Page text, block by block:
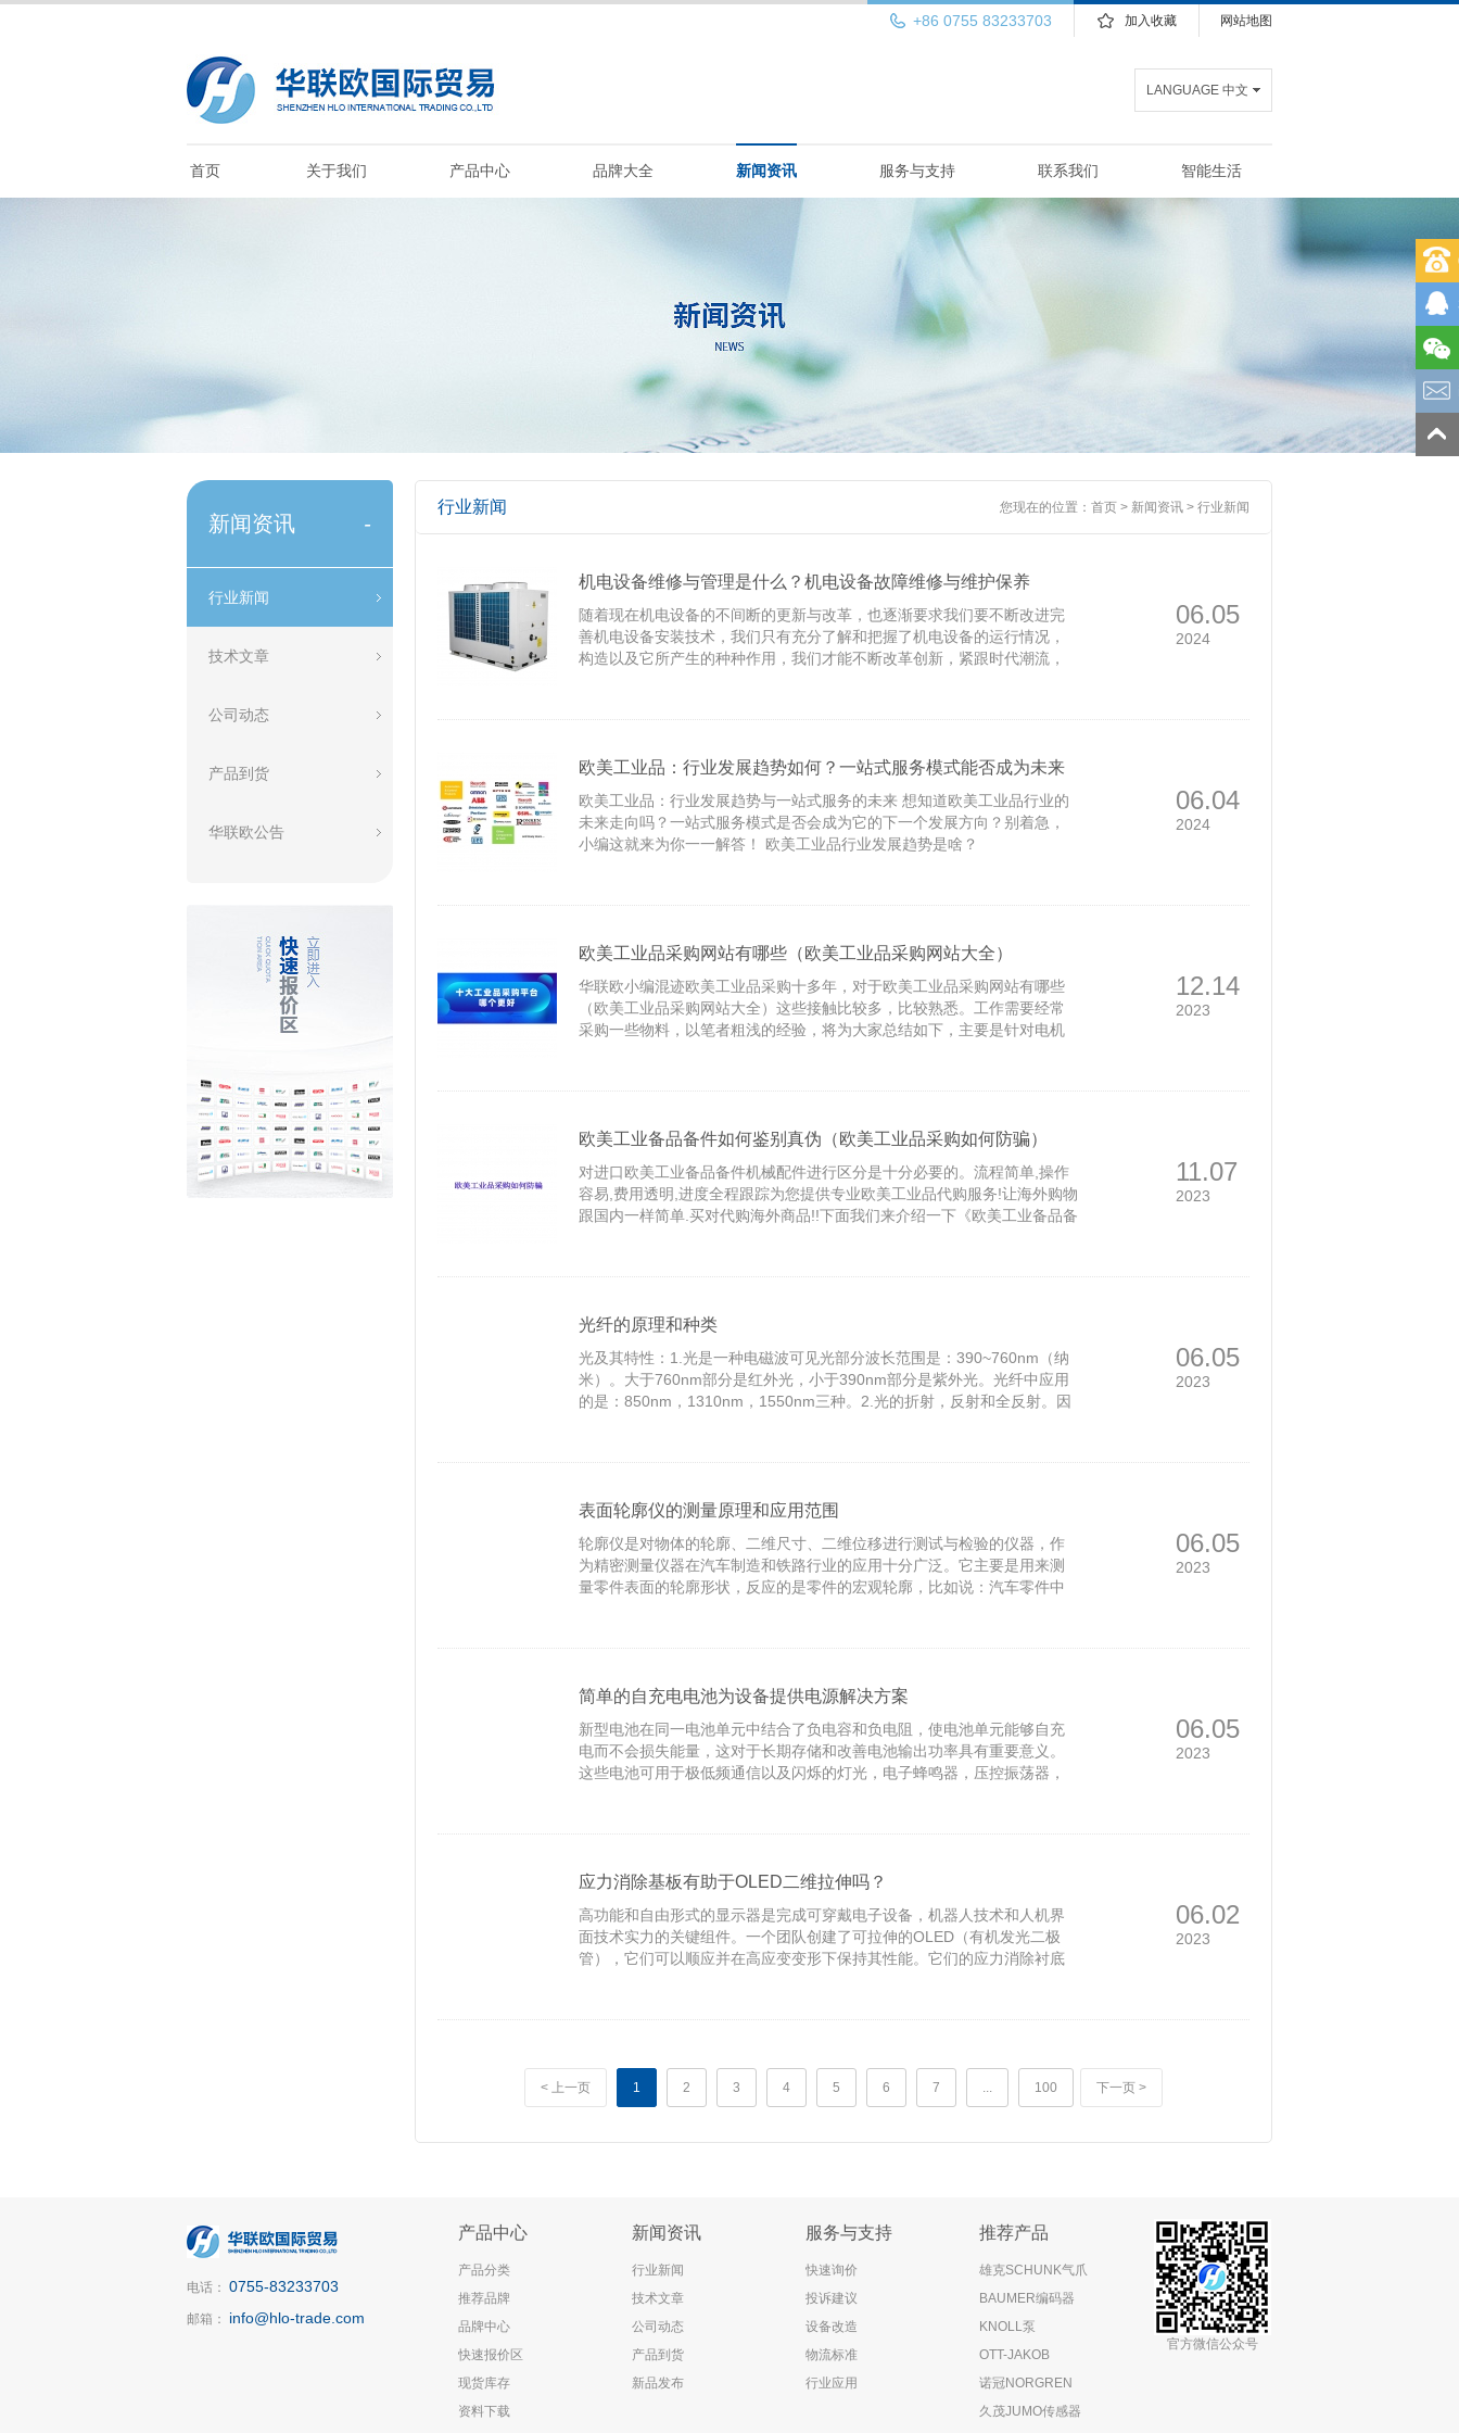
网站地图
加入收藏
+86 0755 83233703
LANGUAGE 中文
首页 关于我们 产品中心 品牌大全 新闻资讯 服务与支持 联系我们 智能生活
新闻资讯 -
行业新闻
技术文章
公司动态
产品到货
华联欧公告
行业新闻 您现在的位置： 首页 > 新闻资讯 > 行业新闻
机电设备维修与管理是什么？机电设备故障维修与维护保养
随着现在机电设备的不间断的更新与改革，也逐渐要求我们要不断改进完
善机电设备安装技术，我们只有充分了解和把握了机电设备的运行情况，
构造以及它所产生的种种作用，我们才能不断改革创新，紧跟时代潮流，
06.05
2024
欧美工业品：行业发展趋势如何？一站式服务模式能否成为未来
发展方向？
欧美工业品：行业发展趋势与一站式服务的未来 想知道欧美工业品行业的
未来走向吗？一站式服务模式是否会成为它的下一个发展方向？别着急，
小编这就来为你一一解答！ 欧美工业品行业发展趋势是啥？
06.04
2024
欧美工业品采购网站有哪些（欧美工业品采购网站大全）
华联欧小编混迹欧美工业品采购十多年，对于欧美工业品采购网站有哪些
（欧美工业品采购网站大全）这些接触比较多，比较熟悉。工作需要经常
采购一些物料，以笔者粗浅的经验，将为大家总结如下，主要是针对电机
品采购网站有哪些(欧美工业品采购网站大全)》等产品知识点，下面就让我
12.14
2023
欧美工业备品备件如何鉴别真伪（欧美工业品采购如何防骗）
对进口欧美工业备品备件机械配件进行区分是十分必要的。流程简单,操作
容易,费用透明,进度全程跟踪为您提供专业欧美工业品代购服务!让海外购物
跟国内一样简单.买对代购海外商品!!下面我们来介绍一下《欧美工业备品备
11.07
2023
光纤的原理和种类
光及其特性：1.光是一种电磁波可见光部分波长范围是：390~760nm（纳
米）。大于760nm部分是红外光，小于390nm部分是紫外光。光纤中应用
的是：850nm，1310nm，1550nm三种。2.光的折射，反射和全反射。因
入射光的角度变化而变化。当入射光的角度达到或超过某一角度时，折射
同波长光的折射角度是不同的（
06.05
2023
表面轮廓仪的测量原理和应用范围
轮廓仪是对物体的轮廓、二维尺寸、二维位移进行测试与检验的仪器，作
为精密测量仪器在汽车制造和铁路行业的应用十分广泛。它主要是用来测
量零件表面的轮廓形状，反应的是零件的宏观轮廓，比如说：汽车零件中
表面轮廓仪采用直角坐标测量法，触针接触式。机械部份采用精密气浮直
测量各种精密机械零件的素线形状。本仪器由于基准直线运
06.05
2023
简单的自充电电池为设备提供电源解决方案
新型电池在同一电池单元中结合了负电容和负电阻，使电池单元能够自充
电而不会损失能量，这对于长期存储和改善电池输出功率具有重要意义。
这些电池可用于极低频通信以及闪烁的灯光，电子蜂鸣器，压控振荡器，
图大学和德克萨斯大学奥斯汀分校的Helena Braga及其同事报告说，他们
池。Braga说：“我们
06.05
2023
应力消除基板有助于OLED二维拉伸吗？
高功能和自由形式的显示器是完成可穿戴电子设备，机器人技术和人机界
面技术实力的关键组件。一个团队创建了可拉伸的OLED（有机发光二极
管），它们可以顺应并在高应变变形下保持其性能。它们的应力消除衬底
以顺应并在高应变变形下保持其性能。它们的应力消除衬底具有独特的结
固有可拉伸OLED由于其电极导电效率低而具有商业限制
06.02
2023
< 上一页 1 2 3 4 5 6 7 ... 100 下一页 >
电话： 0755-83233703
邮箱： info@hlo-trade.com
产品中心
产品分类
推荐品牌
品牌中心
快速报价区
现货库存
资料下载
新闻资讯
行业新闻
技术文章
公司动态
产品到货
新品发布
服务与支持
快速询价
投诉建议
设备改造
物流标准
行业应用
推荐产品
雄克SCHUNK气爪
BAUMER编码器
KNOLL泵
OTT-JAKOB
诺冠NORGREN
久茂JUMO传感器
官方微信公众号